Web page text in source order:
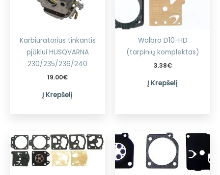
Karbiuratorius tinkantis
pjūklui HUSQVARNA
230/235/236/240
19.00€
Į Krepšelį
Walbro D10-HD
(tarpinių komplektas)
3.38€
Į Krepšelį